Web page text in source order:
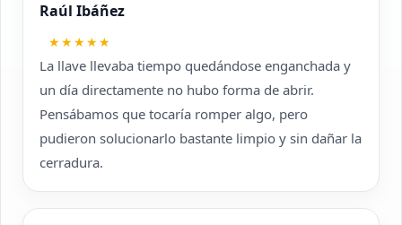
Raúl Ibáñez
★★★★★
La llave llevaba tiempo quedándose enganchada y
un día directamente no hubo forma de abrir.
Pensábamos que tocaría romper algo, pero
pudieron solucionarlo bastante limpio y sin dañar la
cerradura.